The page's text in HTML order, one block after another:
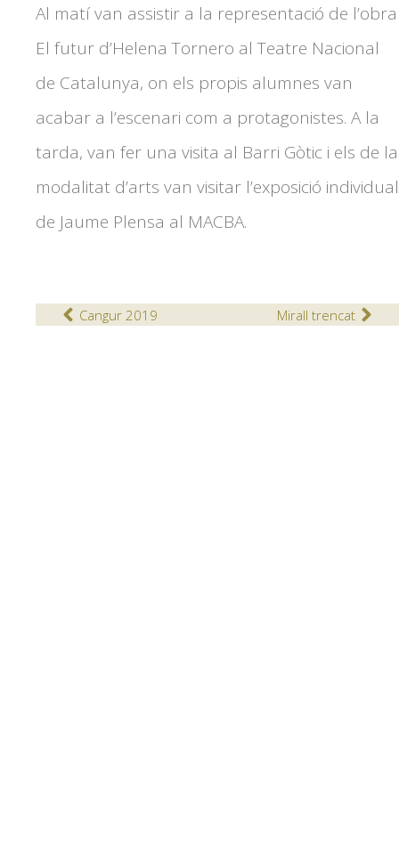
Al matí van assistir a la representació de l’obra
El futur d’Helena Tornero al Teatre Nacional
de Catalunya, on els propis alumnes van
acabar a l’escenari com a protagonistes. A la
tarda, van fer una visita al Barri Gòtic i els de la
modalitat d’arts van visitar l’exposició individual
de Jaume Plensa al MACBA.
Cangur 2019 Mirall trencat